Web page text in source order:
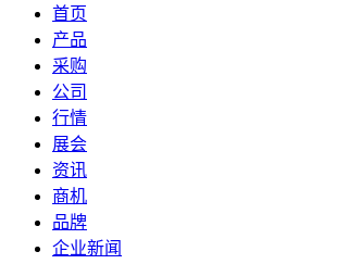
首页
产品
采购
公司
行情
展会
资讯
商机
品牌
企业新闻